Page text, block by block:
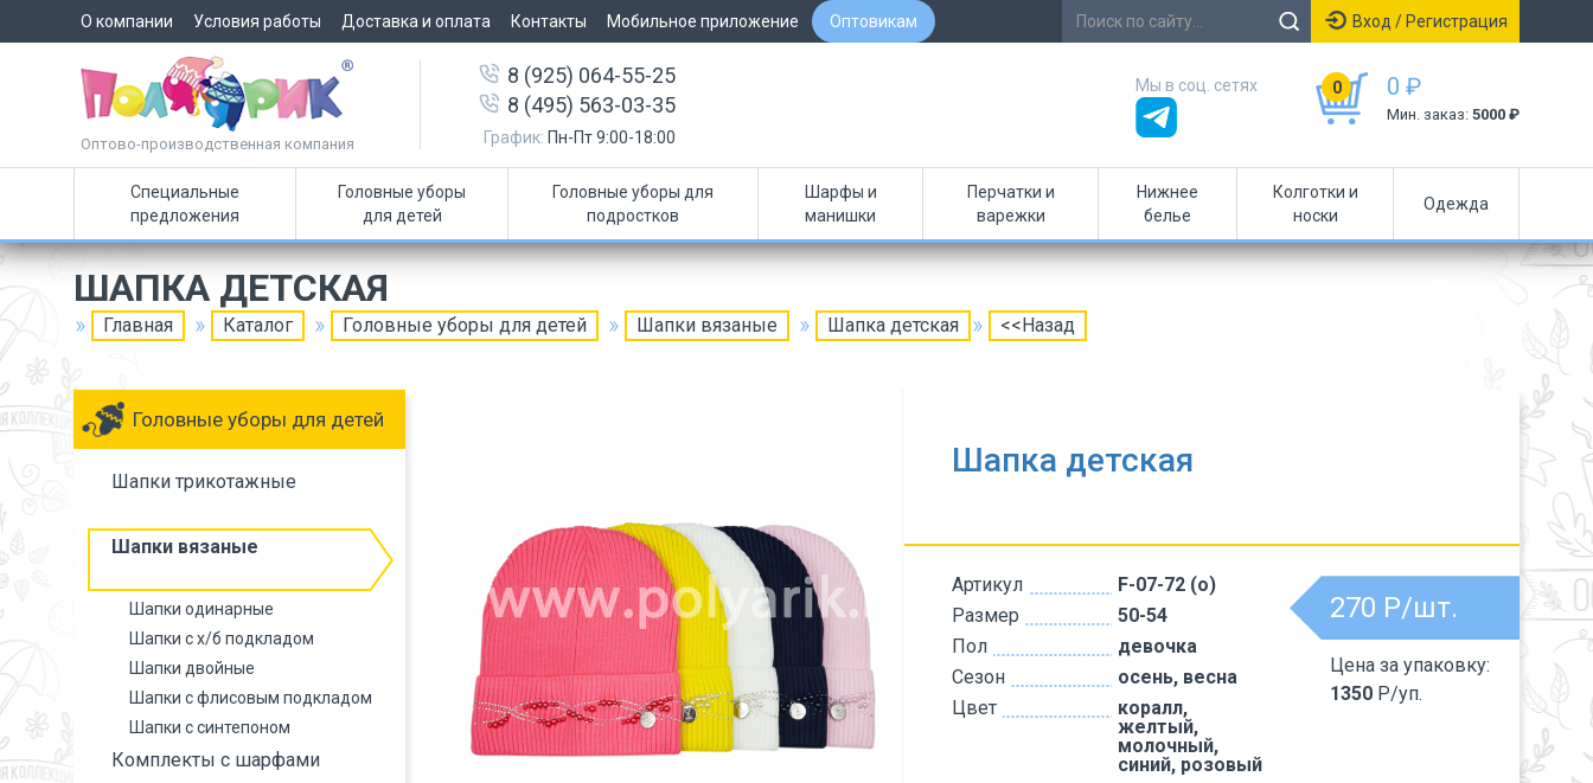
О компании Условия работы Доставка и оплата Контакты Мобильное приложение Оптовикам Вход / Регистрация
Оптово-производственная компания
8 (925) 064-55-25
8 (495) 563-03-35
График: Пн-Пт 9:00-18:00
0 0 ₽
Мин. заказ: 5000 ₽
Мы в соц. сетях
Специальные
предложения
Головные уборы
для детей
Головные уборы для
подростков
Шарфы и
манишки
Перчатки и
варежки
Нижнее
белье
Колготки и
носки
Одежда
ШАПКА ДЕТСКАЯ
Главная Каталог Головные уборы для детей Шапки вязаные Шапка детская <<Назад
Головные уборы для детей
Шапки трикотажные
Шапки вязаные
Шапки одинарные
Шапки с х/б подкладом
Шапки двойные
Шапки с флисовым подкладом
Шапки с синтепоном
Комплекты с шарфами
Шапка детская
Артикул
F-07-72 (о)
Размер
50-54
Пол
девочка
Сезон
осень, весна
Цвет
коралл,
желтый,
молочный,
синий, розовый
270 Р/шт.
Цена за упаковку:
1350 Р/уп.